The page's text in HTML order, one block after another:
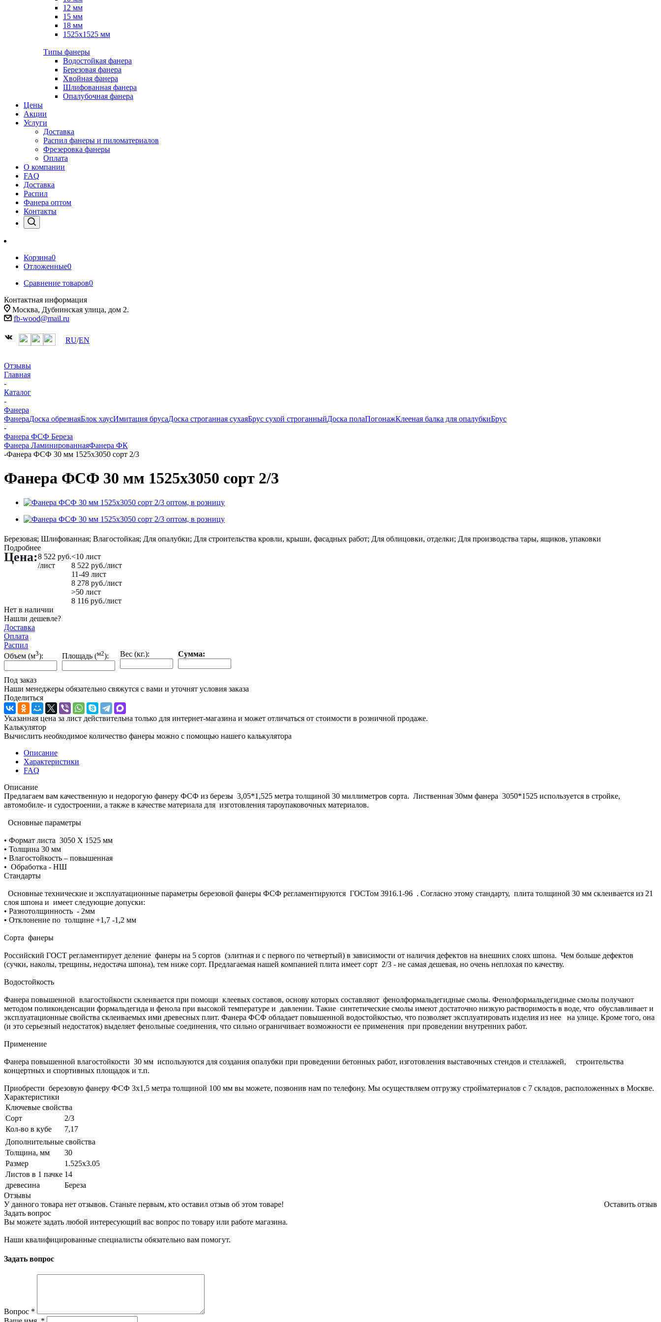
12 мм
15 мм
18 мм
1525х1525 мм
Типы фанеры
Водостойкая фанера
Березовая фанера
Хвойная фанера
Шлифованная фанера
Опалубочная фанера
Цены
Акции
Услуги
Доставка
Распил фанеры и пиломатериалов
Фрезеровка фанеры
Оплата
О компании
FAQ
Доставка
Распил
Фанера оптом
Контакты
Корзина0
Отложенные0
Сравнение товаров0
Контактная информация
Москва, Дубнинская улица, дом 2.
fb-wood@mail.ru
RU/EN
Отзывы
Главная
-
Каталог
-
Фанера
ФанераДоска обрезнаяБлок хаусИмитация брусаДоска строганная сухаяБрус сухой строганныйДоска полаПогонажКлееная балка для опалубкиБрус
-
Фанера ФСФ Береза
Фанера ЛаминированнаяФанера ФК
-Фанера ФСФ 30 мм 1525х3050 сорт 2/3
Фанера ФСФ 30 мм 1525х3050 сорт 2/3
Березовая; Шлифованная; Влагостойкая; Для опалубки; Для строительства кровли, крыши, фасадных работ; Для облицовки, отделки; Для производства тары, ящиков, упаковки
Подробнее
Цена:8 522 руб.
/лист
<10 лист
8 522 руб./лист
11-49 лист
8 278 руб./лист
>50 лист
8 116 руб./лист
Нет в наличии
Нашли дешевле?
Доставка
Оплата
Распил
Объем (м3): Площадь (м2): Вес (кг.): Сумма:
Под заказ
Наши менеджеры обязательно свяжутся с вами и уточнят условия заказа
Поделиться
Указанная цена за лист действительна только для интернет-магазина и может отличаться от стоимости в розничной продаже.
Калькулятор
Вычислить необходимое количество фанеры можно с помощью нашего калькулятора
Описание
Характеристики
FAQ
Описание
Предлагаем вам качественную и недорогую фанеру ФСФ из березы 3,05*1,525 метра толщиной 30 миллиметров сорта. Лиственная 30мм фанера 3050*1525 используется в стройке,
автомобиле- и судостроении, а также в качестве материала для изготовления тароупаковочных материалов.
Основные параметры
• Формат листа 3050 Х 1525 мм
• Толщина 30 мм
• Влагостойкость – повышенная
• Обработка - НШ
Стандарты
Основные технические и эксплуатационные параметры березовой фанеры ФСФ регламентируются ГОСТом 3916.1-96 . Согласно этому стандарту, плита толщиной 30 мм склеивается из 21
слоя шпона и имеет следующие допуски:
• Разнотолщинность - 2мм
• Отклонение по толщине +1,7 -1,2 мм
Сорта фанеры
Российский ГОСТ регламентирует деление фанеры на 5 сортов (элитная и с первого по четвертый) в зависимости от наличия дефектов на внешних слоях шпона. Чем больше дефектов
(сучки, наколы, трещины, недостача шпона), тем ниже сорт. Предлагаемая нашей компанией плита имеет сорт 2/3 - не самая дешевая, но очень неплохая по качеству.
Водостойкость
Фанера повышенной влагостойкости склеивается при помощи клеевых составов, основу которых составляют фенолформальдегидные смолы. Фенолформальдегидные смолы получают
методом поликонденсации формальдегида и фенола при высокой температуре и давлении. Такие синтетические смолы имеют достаточно низкую растворимость в воде, что обуславливает и
эксплуатационные свойства склеиваемых ими древесных плит. Фанера ФСФ обладает повышенной водостойкостью, что позволяет эксплуатировать изделия из нее на улице. Кроме того, она
(и это серьезный недостаток) выделяет фенольные соединения, что сильно ограничивает возможности ее применения при проведении внутренних работ.
Применение
Фанера повышенной влагостойкости 30 мм используются для создания опалубки при проведении бетонных работ, изготовления выставочных стендов и стеллажей, строительства
концертных и спортивных площадок и т.п.
Приобрести березовую фанеру ФСФ 3х1,5 метра толщиной 100 мм вы можете, позвонив нам по телефону. Мы осуществляем отгрузку стройматериалов с 7 складов, расположенных в Москве.
Характеристики
Ключевые свойства
Сорт
2/3
Кол-во в кубе
7,17
Дополнительные свойства
Толщина, мм
30
Размер
1.525х3.05
Листов в 1 пачке 14
древесина
Береза
Отзывы
Оставить отзыв
У данного товара нет отзывов. Станьте первым, кто оставил отзыв об этом товаре!
Задать вопрос
Вы можете задать любой интересующий вас вопрос по товару или работе магазина.
Наши квалифицированные специалисты обязательно вам помогут.
Задать вопрос
Вопрос *